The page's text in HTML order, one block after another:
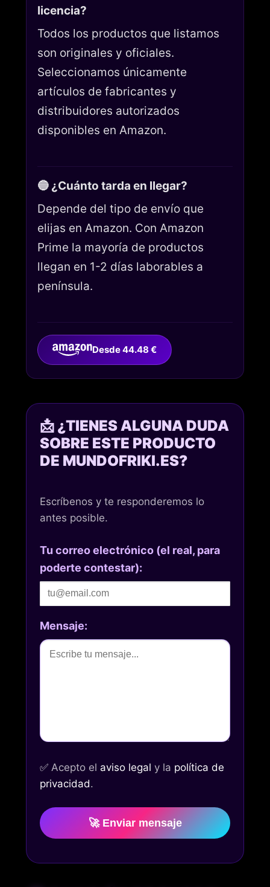
licencia?
Todos los productos que listamos
son originales y oficiales.
Seleccionamos únicamente
artículos de fabricantes y
distribuidores autorizados
disponibles en Amazon.
🔵 ¿Cuánto tarda en llegar?
Depende del tipo de envío que
elijas en Amazon. Con Amazon
Prime la mayoría de productos
llegan en 1-2 días laborables a
península.
Desde 44.48 €
📩 ¿TIENES ALGUNA DUDA
SOBRE ESTE PRODUCTO
DE MUNDOFRIKI.ES?
Escríbenos y te responderemos lo
antes posible.
Tu correo electrónico (el real, para
poderte contestar):
Mensaje:
✅ Acepto el aviso legal y la política de
privacidad.
🚀 Enviar mensaje